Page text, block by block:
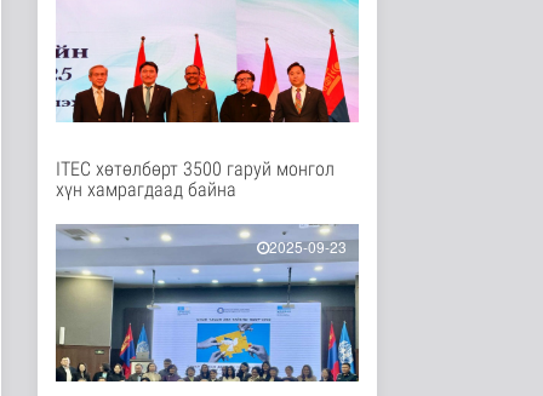
5 цаг 28 минутын өмнө
"Сэлэнгэ-2026” хээрийн
сургууль амжилттай
явагда..
6 цаг 13 минутын өмнө
Испани улс
цагаачлалын
маргааны улмаас
Дэлхийд
7 цаг 46 минутын өмнө
БНСУ залуу хосуудыг
гэрлэлтээ
бүртгүүлэхээс зайл..
ITEC хөтөлбөрт 3500 гаруй монгол
хүн хамрагдаад байна
2025-09-23